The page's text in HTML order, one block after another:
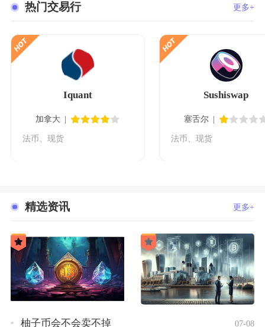
热门交易行 更多+
Iquant
加拿大
法币、现货
Sushiswap
塞舌尔
法币、现货
精选资讯 更多+
柚子币会不会卖不掉 07-08